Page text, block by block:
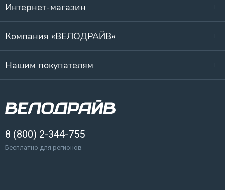
Интернет-магазин
Компания «ВЕЛОДРАЙВ»
Нашим покупателям
8 (800) 2-344-755
Бесплатно для регионов